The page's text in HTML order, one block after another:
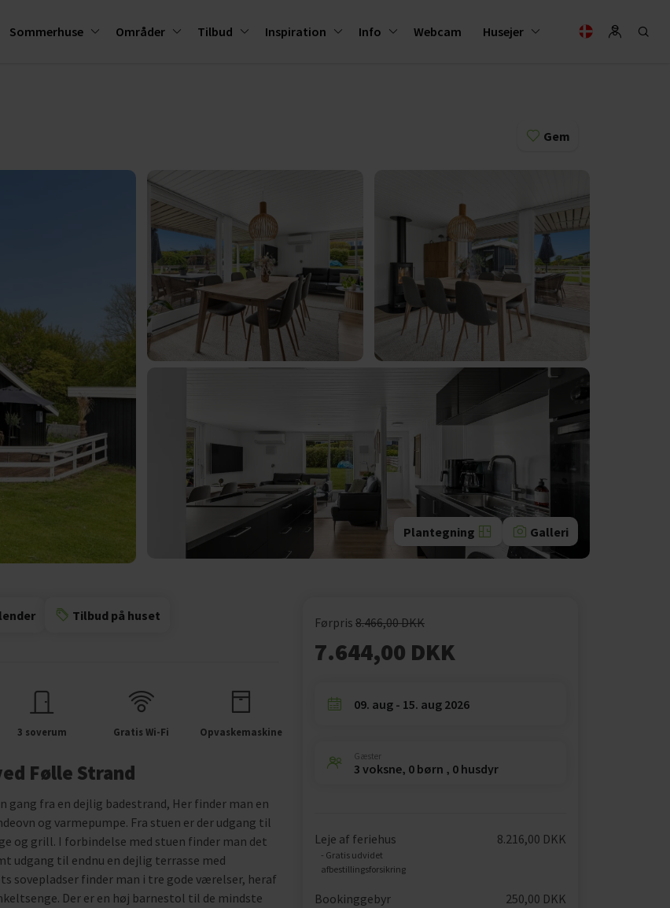
Sommerhuse Områder Tilbud Inspiration Info Webcam Husejer
Gem
Plantegning Galleri
Tilbud på huset
3 soverum Gratis Wi-Fi Opvaskemaskine
Følle Strand
fra en dejlig badestrand, Her finder man en
og varmepumpe. Fra stuen er der udgang til
og grill. I forbindelse med stuen finder man det
udgang til endnu en dejlig terrasse med
sovepladser finder man i tre gode værelser, heraf
Der er en høj barnestol til de mindste
Førpris 8.466,00 DKK
7.644,00 DKK
09. aug - 15. aug 2026
Gæster
3 voksne, 0 børn , 0 husdyr
Leje af feriehus
- Gratis udvidet
afbestillingsforsikring
8.216,00 DKK
Bookinggebyr
250,00 DKK